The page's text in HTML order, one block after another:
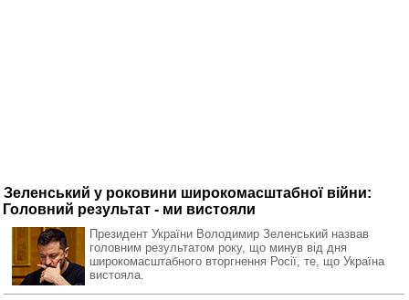
Зеленський у роковини широкомасштабної війни:
Головний результат - ми вистояли
Президент України Володимир Зеленський назвав
головним результатом року, що минув від дня
широкомасштабного вторгнення Росії, те, що Україна
вистояла.